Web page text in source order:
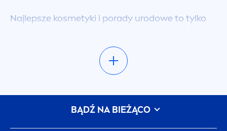
Najlepsze kosmetyki i porady urodowe to tylko
wartościowych artykułów, które pomogą ci w
codziennej pielęgnacji ciała, twarzy, włosów, a
takie bliskich! Sprawdzone porady kosmetyczne i
wybrać najlepsze kosmetyki do włosów czy
twarzy, ale także dzięki naszej eksperckiej wiedzy
BĄDŹ NA BIEŻĄCO